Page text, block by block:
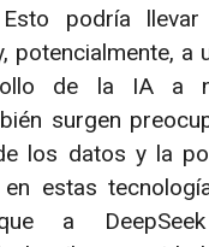
podría
potencialmente, a
de la IA a
surgen
los datos y la
estas
a